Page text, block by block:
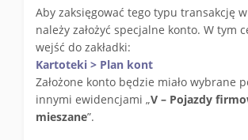
Aby zaksięgować tego typu transakcję
należy założyć specjalne konto. W tym
wejść do zakładki:
Kartoteki > Plan kont
Założone konto będzie miało wybrane
innymi ewidencjami „V – Pojazdy
mieszane”.